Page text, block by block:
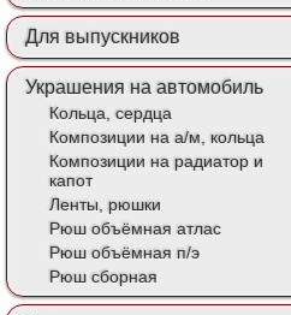
Для выпускников
Украшения на автомобиль
Кольца, сердца
Композиции на а/м, кольца
Композиции на радиатор и
капот
Ленты, рюшки
Рюш объёмная атлас
Рюш объёмная п/э
Рюш сборная